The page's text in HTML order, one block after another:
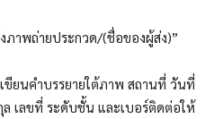
ภาพถ่ายประกวด/(ชื่อของผู้ส่ง)”
ขียนคำบรรยายใต้ภาพ สถานที่ วันที่
เลขที่ ระดับชั้น และเบอร์ติดต่อให้